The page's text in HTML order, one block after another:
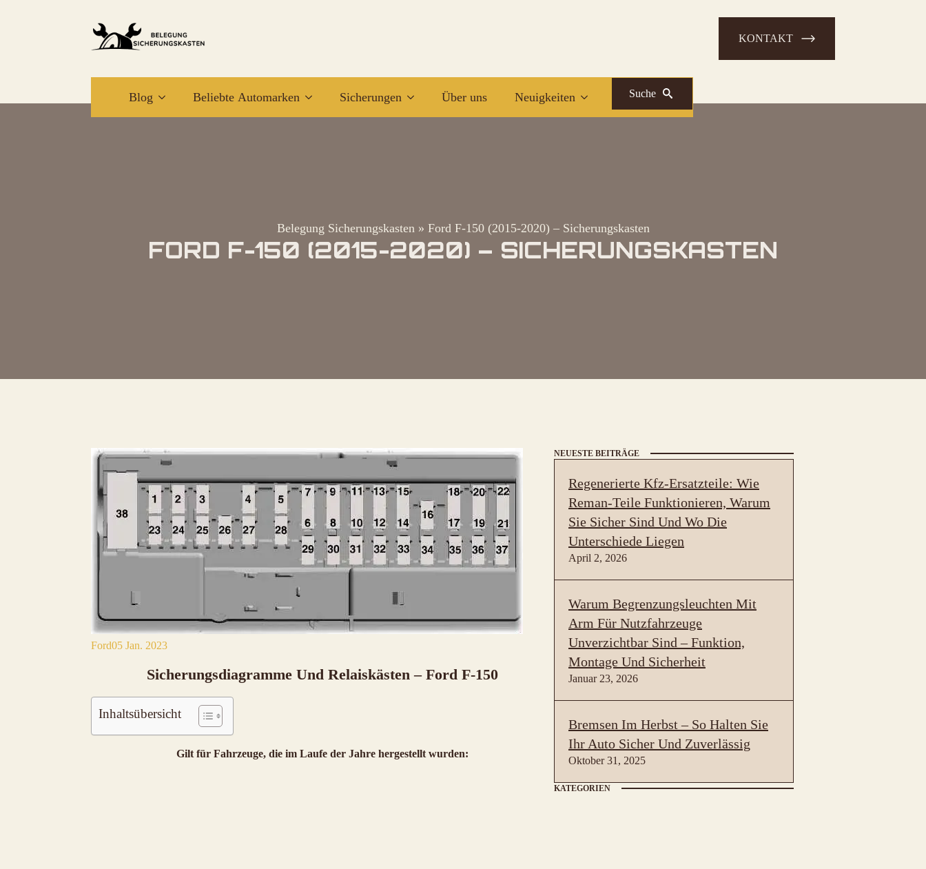
KONTAKT
Blog Beliebte Automarken Sicherungen Über uns Neuigkeiten Suche
Belegung Sicherungskasten » Ford F-150 (2015-2020) – Sicherungskasten
FORD F-150 (2015-2020) – SICHERUNGSKASTEN
Ford05 Jan. 2023
Sicherungsdiagramme Und Relaiskästen – Ford F-150
Inhaltsübersicht
Gilt für Fahrzeuge, die im Laufe der Jahre hergestellt wurden:
NEUESTE BEITRÄGE
Regenerierte Kfz-Ersatzteile: Wie
Reman-Teile Funktionieren, Warum
Sie Sicher Sind Und Wo Die
Unterschiede Liegen
April 2, 2026
Warum Begrenzungsleuchten Mit
Arm Für Nutzfahrzeuge
Unverzichtbar Sind – Funktion,
Montage Und Sicherheit
Januar 23, 2026
Bremsen Im Herbst – So Halten Sie
Ihr Auto Sicher Und Zuverlässig
Oktober 31, 2025
KATEGORIEN